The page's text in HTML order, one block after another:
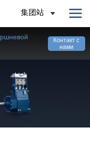
集团站
Контакт с
нами